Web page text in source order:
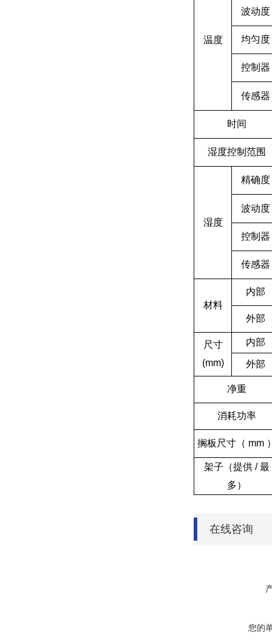
温度
波动度
均匀度
控制器
传感器
时间
湿度控制范围
湿度
精确度
波动度
控制器
传感器
材料
内部
外部
尺寸
(mm)
内部
外部
净重
消耗功率
搁板尺寸（ mm
架子（提供 / 最
多）
在线咨询
您的